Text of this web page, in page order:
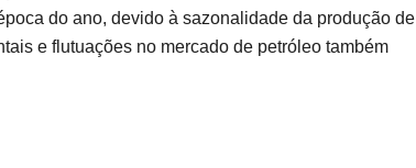
do ano, devido à sazonalidade da produção de
e flutuações no mercado de petróleo também